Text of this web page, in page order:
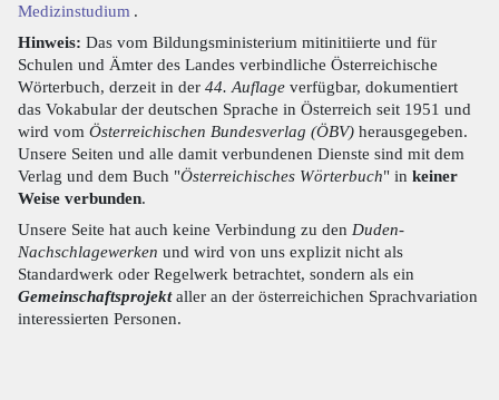
Medizinstudium .
Hinweis: Das vom Bildungsministerium mitinitiierte und für
Schulen und Ämter des Landes verbindliche Österreichische
Wörterbuch, derzeit in der 44. Auflage verfügbar, dokumentiert
das Vokabular der deutschen Sprache in Österreich seit 1951 und
wird vom Österreichischen Bundesverlag (ÖBV) herausgegeben.
Unsere Seiten und alle damit verbundenen Dienste sind mit dem
Verlag und dem Buch "Österreichisches Wörterbuch" in keiner
Weise verbunden.
Unsere Seite hat auch keine Verbindung zu den Duden-
Nachschlagewerken und wird von uns explizit nicht als
Standardwerk oder Regelwerk betrachtet, sondern als ein
Gemeinschaftsprojektaller an der österreichichen Sprachvariation
interessierten Personen.